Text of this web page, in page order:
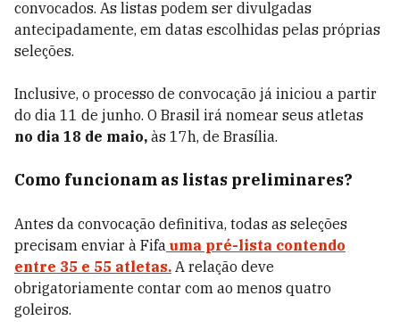
convocados. As listas podem ser divulgadas
antecipadamente, em datas escolhidas pelas próprias
seleções.
Inclusive, o processo de convocação já iniciou a partir
do dia 11 de junho. O Brasil irá nomear seus atletas
no dia 18 de maio, às 17h, de Brasília.
Como funcionam as listas preliminares?
Antes da convocação definitiva, todas as seleções
precisam enviar à Fifa uma pré-lista contendo
entre 35 e 55 atletas. A relação deve
obrigatoriamente contar com ao menos quatro
goleiros.